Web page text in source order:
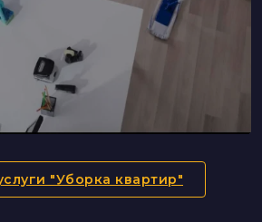
"Уборка квартир"